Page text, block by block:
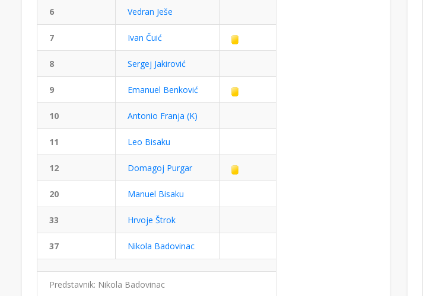
6 Vedran Ješe
7 Ivan Čuić
8 Sergej Jakirović
9 Emanuel Benković
10 Antonio Franja (K)
11 Leo Bisaku
12 Domagoj Purgar
20 Manuel Bisaku
33 Hrvoje Štrok
37 Nikola Badovinac
Predstavnik: Nikola Badovinac